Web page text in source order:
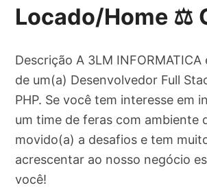
Locado/Home ⚖️
Descrição A 3LM INFORMATICA
de um(a) Desenvolvedor Full
PHP. Se você tem interesse em
um time de feras com ambiente
movido(a) a desafios e tem
acrescentar ao nosso negócio
você!